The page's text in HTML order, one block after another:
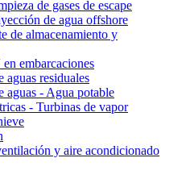
de gases de escape
de agua offshore
de almacenamiento y
embarcaciones
aguas residuales
aguas - Agua potable
- Turbinas de vapor
y aire acondicionado